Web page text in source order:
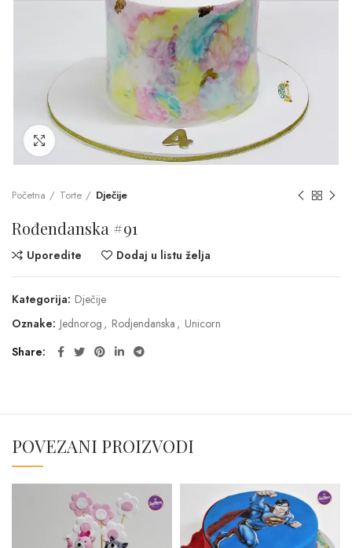
Click to enlarge
Početna Torte Dječije
Rođendanska #91
Uporedite Dodaj u listu želja
Kategorija: Dječije
Oznake: Jednorog , Rodjendanska , Unicorn
Share
POVEZANI PROIZVODI